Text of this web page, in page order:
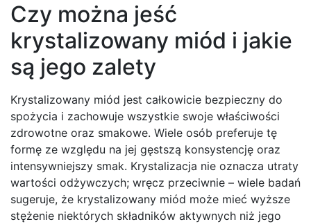
Czy można jeść
krystalizowany miód i jakie
są jego zalety
Krystalizowany miód jest całkowicie bezpieczny do
spożycia i zachowuje wszystkie swoje właściwości
zdrowotne oraz smakowe. Wiele osób preferuje tę
formę ze względu na jej gęstszą konsystencję oraz
intensywniejszy smak. Krystalizacja nie oznacza utraty
wartości odżywczych; wręcz przeciwnie – wiele badań
sugeruje, że krystalizowany miód może mieć wyższe
stężenie niektórych składników aktywnych niż jego